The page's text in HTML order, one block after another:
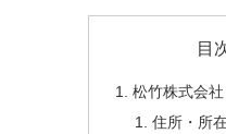
目
松竹株式会
住所・所